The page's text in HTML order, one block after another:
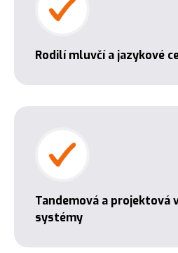
Rodilí mluvčí a jazykové
Tandemová a projektová
systémy